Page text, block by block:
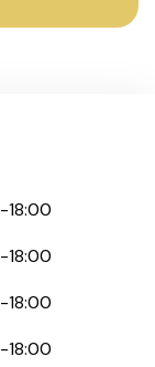
-18:00
-18:00
-18:00
-18:00